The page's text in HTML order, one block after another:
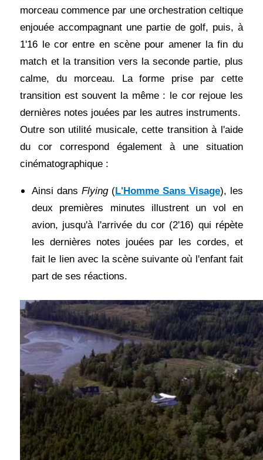
morceau commence par une orchestration celtique
enjouée accompagnant une partie de golf, puis, à
1'16 le cor entre en scène pour amener la fin du
match et la transition vers la seconde partie, plus
calme, du morceau. La forme prise par cette
transition est souvent la même : le cor rejoue les
dernières notes jouées par les autres instruments.
Outre son utilité musicale, cette transition à l'aide
du cor correspond également à une situation
cinématographique :
Ainsi dansFlying(L'Homme Sans Visage), les
deux premières minutes illustrent un vol en
avion, jusqu'à l'arrivée du cor (2'16) qui répète
les dernières notes jouées par les cordes, et
fait le lien avec la scène suivante où l'enfant fait
part de ses réactions.